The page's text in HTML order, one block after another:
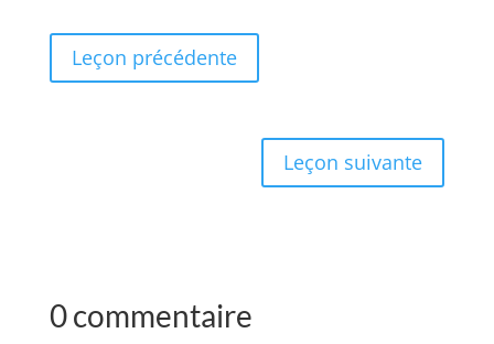
Leçon précédente
Leçon suivante
0 commentaire